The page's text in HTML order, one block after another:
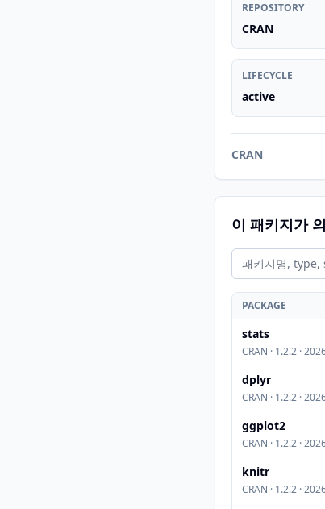
REPOSITORY
CRAN
LIFECYCLE
active
CRAN
이 패키지가
PACKAGE
stats
CRAN · 1.2.2 ·
dplyr
CRAN · 1.2.2 ·
ggplot2
CRAN · 1.2.2 ·
knitr
CRAN · 1.2.2 ·